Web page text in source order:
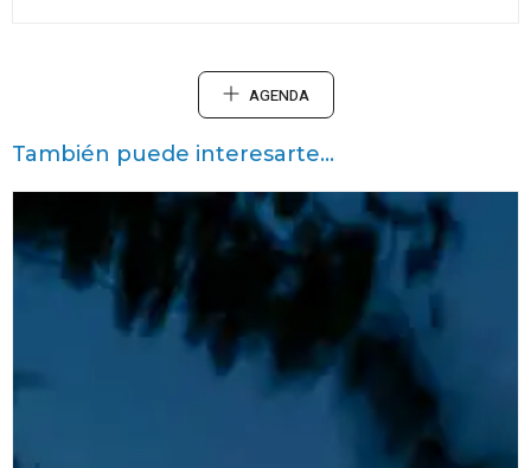
AGENDA
También puede interesarte...